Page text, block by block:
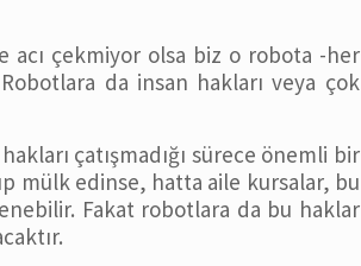
çekmiyor olsa biz o robota -her
da insan hakları veya çok
çatışmadığı sürece önemli bir
mülk edinse, hatta aile kursalar, bu
Fakat robotlara da bu haklar